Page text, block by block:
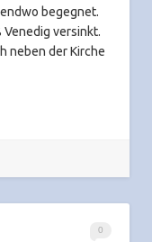
begegnet.
versinkt.
neben der Kirche
0